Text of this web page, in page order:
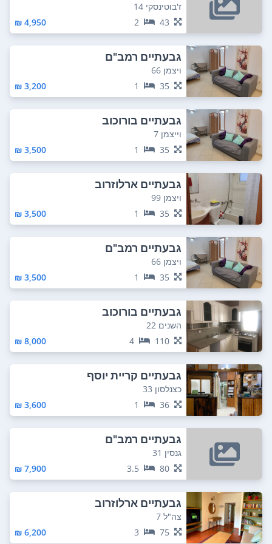
ז'בוטינסקי 14
43
2
4,950 ₪
גבעתיים רמב"ם
ויצמן 66
35
1
3,200 ₪
גבעתיים בורוכוב
וייצמן 7
35
1
3,500 ₪
גבעתיים ארלוזרוב
ויצמן 99
35
1
3,500 ₪
גבעתיים רמב"ם
ויצמן 66
35
1
3,500 ₪
גבעתיים בורוכוב
השנים 22
110
4
8,000 ₪
גבעתיים קריית יוסף
כצנלסון 33
36
1
3,600 ₪
גבעתיים רמב"ם
גנסין 31
80
3.5
7,900 ₪
גבעתיים ארלוזרוב
צה"ל 7
75
3
6,200 ₪